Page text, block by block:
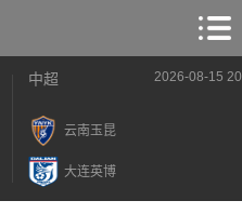
中超 2026-08-15
云南玉昆
大连英博